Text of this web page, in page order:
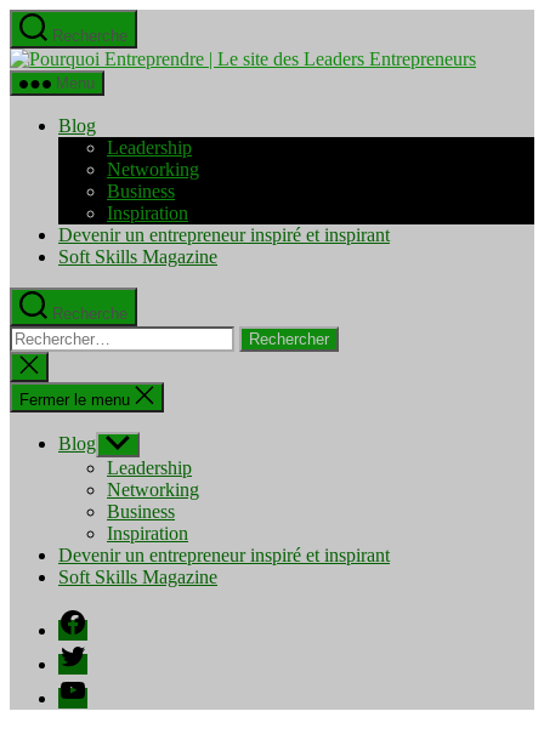
Aller
au
contenu
Recherche
Pourquoi
Menu
Blog
Leadership
Networking
Business
Inspiration
Devenir un entrepreneur inspiré et inspirant
Soft Skills Magazine
Recherche
Rechercher :
Fermer
la
recherche
Fermer le menu
Blog Afficher
le
sous-
menu
Leadership
Networking
Business
Inspiration
Devenir un entrepreneur inspiré et inspirant
Soft Skills Magazine
Facebook
Twitter
YouTube